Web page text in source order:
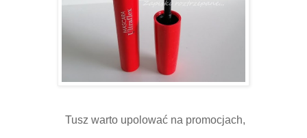
Tusz warto upolować na promocjach,